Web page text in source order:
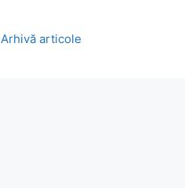
Arhivă articole